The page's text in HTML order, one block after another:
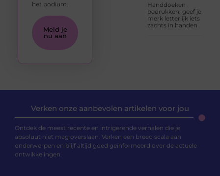
Handdoeken
bedrukken: geef je
merk letterlijk iets
zachts in handen
het podium.
Meld je
nu aan
Verken onze aanbevolen artikelen voor jou
Ontdek de meest recente en intrigerende verhalen die je
absoluut niet mag overslaan. Verken een breed scala aan
onderwerpen en blijf altijd goed geïnformeerd over de actuele
ontwikkelingen.